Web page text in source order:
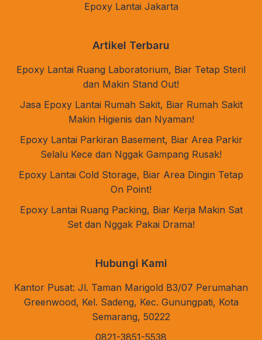
Epoxy Lantai Jakarta
Artikel Terbaru
Epoxy Lantai Ruang Laboratorium, Biar Tetap Steril
dan Makin Stand Out!
Jasa Epoxy Lantai Rumah Sakit, Biar Rumah Sakit
Makin Higienis dan Nyaman!
Epoxy Lantai Parkiran Basement, Biar Area Parkir
Selalu Kece dan Nggak Gampang Rusak!
Epoxy Lantai Cold Storage, Biar Area Dingin Tetap
On Point!
Epoxy Lantai Ruang Packing, Biar Kerja Makin Sat
Set dan Nggak Pakai Drama!
Hubungi Kami
Kantor Pusat: Jl. Taman Marigold B3/07 Perumahan
Greenwood, Kel. Sadeng, Kec. Gunungpati, Kota
Semarang, 50222
0821-3851-5538